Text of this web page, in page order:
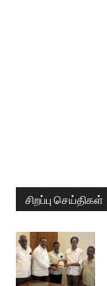
சிறப்பு செய்திகள்